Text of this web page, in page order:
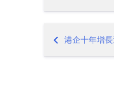
Post
港企十年增